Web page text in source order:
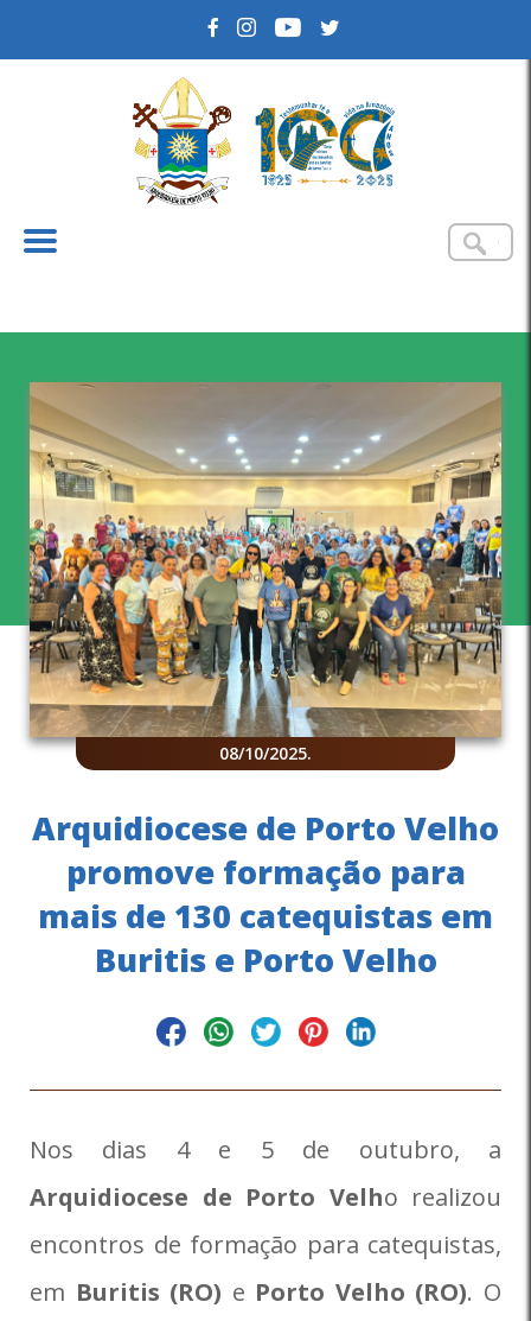
08/10/2025.
Arquidiocese de Porto Velho
promove formação para
mais de 130 catequistas em
Buritis e Porto Velho
Nos dias 4 e 5 de outubro, a
Arquidiocese de Porto Velho realizou
encontros de formação para catequistas,
em Buritis (RO) e Porto Velho (RO). O